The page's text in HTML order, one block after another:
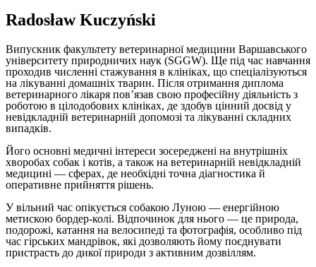
Radosław Kuczyński
Випускник факультету ветеринарної медицини Варшавського
університету природничих наук (SGGW). Ще під час навчання
проходив численні стажування в клініках, що спеціалізуються
на лікуванні домашніх тварин. Після отримання диплома
ветеринарного лікаря пов’язав свою професійну діяльність з
роботою в цілодобових клініках, де здобув цінний досвід у
невідкладній ветеринарній допомозі та лікуванні складних
випадків.
Його основні медичні інтереси зосереджені на внутрішніх
хворобах собак і котів, а також на ветеринарній невідкладній
медицині — сферах, де необхідні точна діагностика й
оперативне прийняття рішень.
У вільний час опікується собакою Луною — енергійною
метискою бордер-колі. Відпочинок для нього — це природа,
подорожі, катання на велосипеді та фотографія, особливо під
час гірських мандрівок, які дозволяють йому поєднувати
пристрасть до дикої природи з активним дозвіллям.